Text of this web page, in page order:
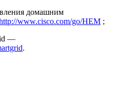
домашним
www.cisco.com/go/HEM ;
—
.